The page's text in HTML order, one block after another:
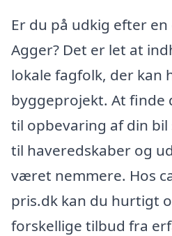
Er du på udkig efter
Agger? Det er let at
lokale fagfolk, der kan
byggeprojekt. At finde
til opbevaring af din
til haveredskaber og
været nemmere. Hos
pris.dk kan du hurtigt
forskellige tilbud fra